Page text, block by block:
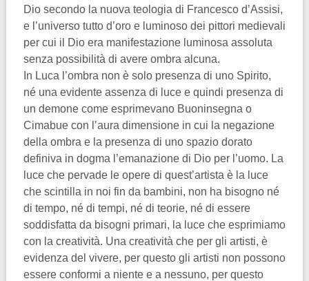
Dio secondo la nuova teologia di Francesco d’Assisi,
e l’universo tutto d’oro e luminoso dei pittori medievali
per cui il Dio era manifestazione luminosa assoluta
senza possibilità di avere ombra alcuna.
In Luca l’ombra non è solo presenza di uno Spirito,
né una evidente assenza di luce e quindi presenza di
un demone come esprimevano Buoninsegna o
Cimabue con l’aura dimensione in cui la negazione
della ombra e la presenza di uno spazio dorato
definiva in dogma l’emanazione di Dio per l’uomo. La
luce che pervade le opere di quest’artista è la luce
che scintilla in noi fin da bambini, non ha bisogno né
di tempo, né di tempi, né di teorie, né di essere
soddisfatta da bisogni primari, la luce che esprimiamo
con la creatività. Una creatività che per gli artisti, è
evidenza del vivere, per questo gli artisti non possono
essere conformi a niente e a nessuno, per questo